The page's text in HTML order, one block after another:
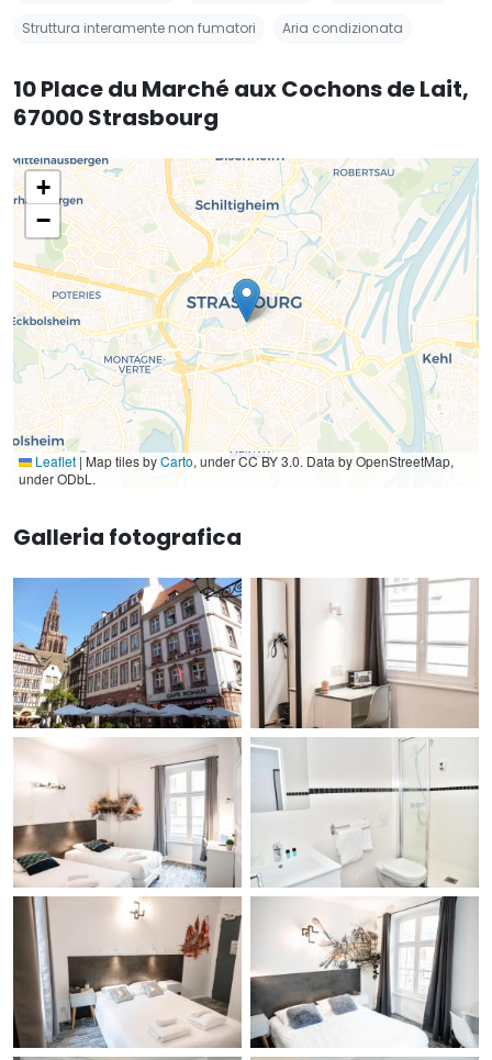
Struttura interamente non fumatori Aria condizionata
10 Place du Marché aux Cochons de Lait,
67000 Strasbourg
+
−
Leaflet | Map tiles byCarto, under CC BY 3.0. Data by OpenStreetMap,
under ODbL.
Galleria fotografica